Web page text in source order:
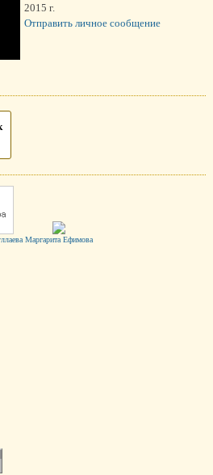
2015 г.
Отправить личное сообщение
Маргарита Ефимова